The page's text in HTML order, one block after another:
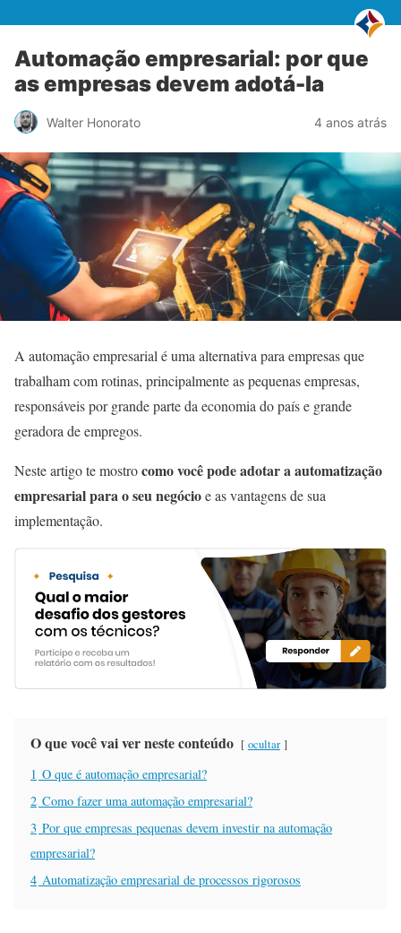
Automação empresarial: por que
as empresas devem adotá-la
Walter Honorato 4 anos atrás
A automação empresarial é uma alternativa para empresas que
trabalham com rotinas, principalmente as pequenas empresas,
responsáveis por grande parte da economia do país e grande
geradora de empregos.
Neste artigo te mostrocomo você pode adotar a automatização
empresarial para o seu negócioe as vantagens de sua
implementação.
O que você vai ver neste conteúdo ocultar
1 O que é automação empresarial?
2 Como fazer uma automação empresarial?
3 Por que empresas pequenas devem investir na automação
empresarial?
4 Automatização empresarial de processos rigorosos